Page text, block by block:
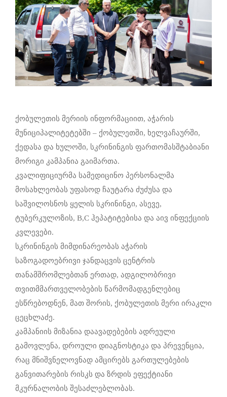
ქობულეთის მერიის ინფორმაციით, აჭარის
მუნიციპალიტეტებში – ქობულეთში, ხელვაჩაურში,
ქედასა და ხულოში, სკრინინგის ფართომასშტაბიანი
მორიგი კამპანია გაიმართა.
კვალიფიციურმა სამედიცინო პერსონალმა
მოსახლეობას უფასოდ ჩაუტარა ძუძუსა და
საშვილოსნოს ყელის სკრინინგი, ასევე,
ტუბერკულოზის, B,C ჰეპატიტებისა და აივ ინფექციის
კვლევები.
სკრინინგის მიმდინარეობას აჭარის
საზოგადოებრივი ჯანდაცვის ცენტრის
თანამშრომლებთან ერთად, ადგილობრივი
თვითმმართველობების წარმომადგენლებიც
ესწრებოდნენ, მათ შორის, ქობულეთის მერი ირაკლი
ცეცხლაძე.
კამპანიის მიზანია დაავადებების ადრეული
გამოვლენა, დროული დიაგნოსტიკა და პრევენცია,
რაც მნიშვნელოვნად ამცირებს გართულებების
განვითარების რისკს და ზრდის ეფექტიანი
მკურნალობის შესაძლებლობას.